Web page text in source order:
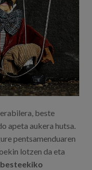
beste
apeta aukera hutsa.
pentsamenduaren
lotzen da eta